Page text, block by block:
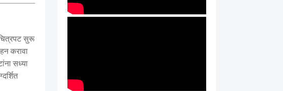
सुरू
करावा
सध्या